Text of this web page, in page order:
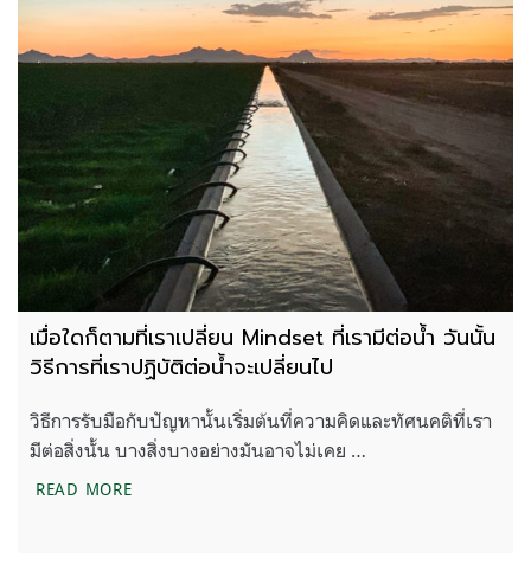
เมื่อใดก็ตามที่เราเปลี่ยน Mindset ที่เรามีต่อน้ำ วันนั้น
วิธีการที่เราปฏิบัติต่อน้ำจะเปลี่ยนไป
วิธีการรับมือกับปัญหานั้นเริ่มต้นที่ความคิดและทัศนคติที่เรา
มีต่อสิ่งนั้น บางสิ่งบางอย่างมันอาจไม่เคย …
READ MOREเมื่อใดก็ตามที่เราเปลี่ยน MINDSET ที่เรามีต่อน้ำ วัน